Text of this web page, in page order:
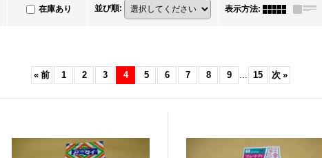
在庫あり 並び順: 表示方法:
« 前 1 2 3 4 5 6 7 8 9 ... 15 次 »